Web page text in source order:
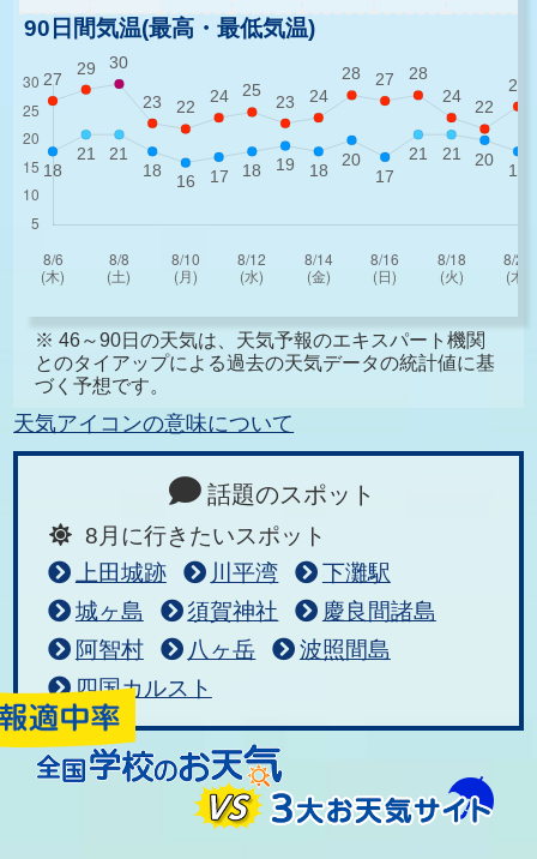
90日間気温(最高・最低気温)
※ 46～90日の天気は、天気予報のエキスパート機関
とのタイアップによる過去の天気データの統計値に基
づく予想です。
天気アイコンの意味について
話題のスポット
8月に行きたいスポット
上田城跡
川平湾
下灘駅
城ヶ島
須賀神社
慶良間諸島
阿智村
八ヶ岳
波照間島
四国カルスト